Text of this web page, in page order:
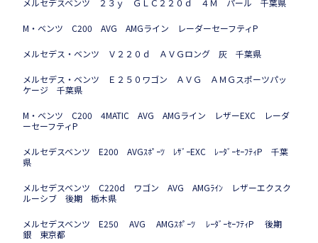
メルセデスベンツ ２３ｙ ＧＬＣ２２０ｄ ４Ｍ パール 千葉県
M・ベンツ C200 AVG AMGライン レーダーセーフティP
メルセデス・ベンツ Ｖ２２０ｄ ＡＶＧロング 灰 千葉県
メルセデス・ベンツ Ｅ２５０ワゴン ＡＶＧ ＡＭＧスポーツパッ
ケージ 千葉県
M・ベンツ C200 4MATIC AVG AMGライン レザーEXC レーダ
ーセーフティP
メルセデスベンツ E200 AVGｽﾎﾟｰﾂ ﾚｻﾞｰEXC ﾚｰﾀﾞｰｾｰﾌﾃｨP 千葉
県
メルセデスベンツ C220d ワゴン AVG AMGﾗｲﾝ レザーエクスク
ルーシブ 後期 栃木県
メルセデスベンツ E250 AVG AMGｽﾎﾟｰﾂ ﾚｰﾀﾞｰｾｰﾌﾃｨP 後期
銀 東京都